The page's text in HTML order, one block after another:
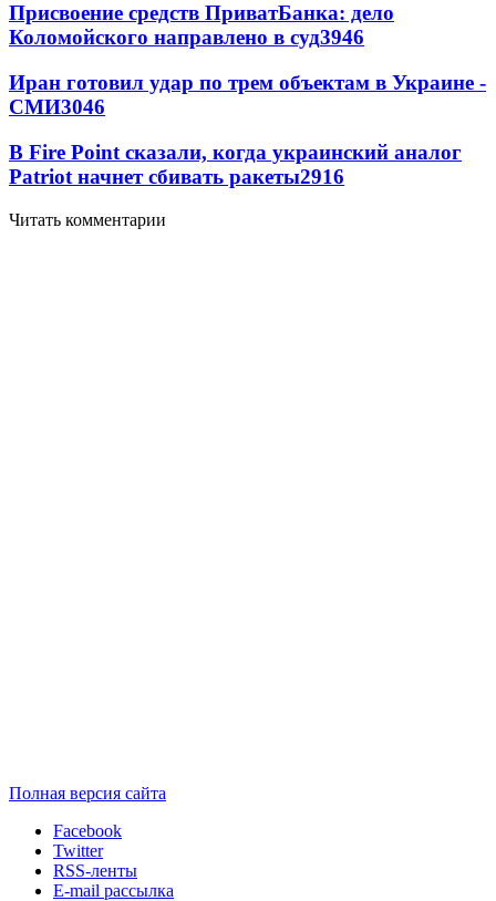
Присвоение средств ПриватБанка: дело
Коломойского направлено в суд3946
Иран готовил удар по трем объектам в Украине -
СМИ3046
В Fire Point сказали, когда украинский аналог
Patriot начнет сбивать ракеты2916
Читать комментарии
Полная версия сайта
Facebook
Twitter
RSS-ленты
E-mail рассылка